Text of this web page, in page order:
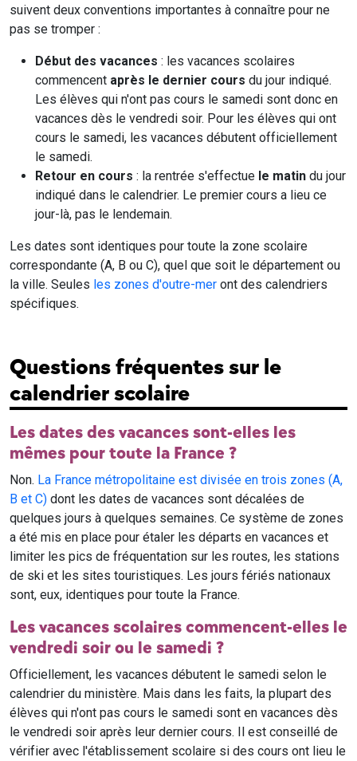
suivent deux conventions importantes à connaître pour ne
pas se tromper :
Début des vacances : les vacances scolaires
commencent après le dernier cours du jour indiqué.
Les élèves qui n'ont pas cours le samedi sont donc en
vacances dès le vendredi soir. Pour les élèves qui ont
cours le samedi, les vacances débutent officiellement
le samedi.
Retour en cours : la rentrée s'effectue le matin du jour
indiqué dans le calendrier. Le premier cours a lieu ce
jour-là, pas le lendemain.
Les dates sont identiques pour toute la zone scolaire
correspondante (A, B ou C), quel que soit le département ou
la ville. Seules les zones d'outre-mer ont des calendriers
spécifiques.
Questions fréquentes sur le
calendrier scolaire
Les dates des vacances sont-elles les
mêmes pour toute la France ?
Non. La France métropolitaine est divisée en trois zones (A,
B et C) dont les dates de vacances sont décalées de
quelques jours à quelques semaines. Ce système de zones
a été mis en place pour étaler les départs en vacances et
limiter les pics de fréquentation sur les routes, les stations
de ski et les sites touristiques. Les jours fériés nationaux
sont, eux, identiques pour toute la France.
Les vacances scolaires commencent-elles le
vendredi soir ou le samedi ?
Officiellement, les vacances débutent le samedi selon le
calendrier du ministère. Mais dans les faits, la plupart des
élèves qui n'ont pas cours le samedi sont en vacances dès
le vendredi soir après leur dernier cours. Il est conseillé de
vérifier avec l'établissement scolaire si des cours ont lieu le